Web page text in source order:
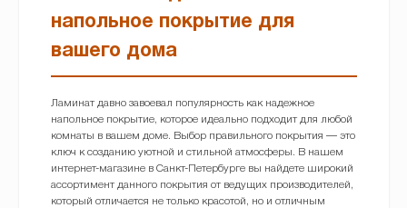
напольное покрытие для
вашего дома
Ламинат давно завоевал популярность как надежное
напольное покрытие, которое идеально подходит для любой
комнаты в вашем доме. Выбор правильного покрытия — это
ключ к созданию уютной и стильной атмосферы. В нашем
интернет-магазине в Санкт-Петербурге вы найдете широкий
ассортимент данного покрытия от ведущих производителей,
который отличается не только красотой, но и отличным